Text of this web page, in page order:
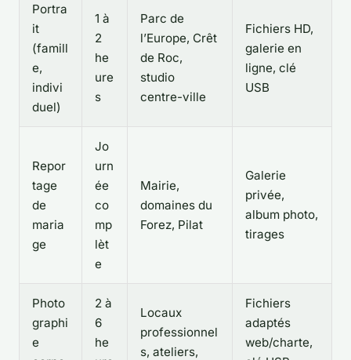
Portra
it
(famill
e,
indivi
duel)
1 à
2
he
ure
s
Parc de
l’Europe, Crêt
de Roc,
studio
centre-ville
Fichiers HD,
galerie en
ligne, clé
USB
Repor
tage
de
maria
ge
Jo
urn
ée
co
mp
lèt
e
Mairie,
domaines du
Forez, Pilat
Galerie
privée,
album photo,
tirages
Photo
graphi
e
2 à
6
he
Locaux
professionnel
s, ateliers,
Fichiers
adaptés
web/charte,